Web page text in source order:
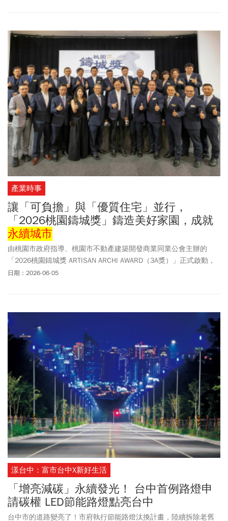
產業時事
讓「可負擔」與「優質住宅」並行，
「2026桃園鑄城獎」鑄造美好家園，成就
永續城市
由桃園市政府指導、桃園市不動產建築開發商業同業公會主辦的
「2026桃園鑄城獎 ARTISAN ARCHI AWARD（3A獎）」正式啟動，
宣告桃園首個以「城市發展、居住品質、永續建築」為核心的建築
日期：2026-06-05
漾台中：富市台中X新好生活
「增亮減碳」永續發光！ 台中首例路燈申
請碳權 LED節能路燈點亮台中
台中市的道路變亮了！市府執行節能路燈汰換計畫，陸續拆除老舊